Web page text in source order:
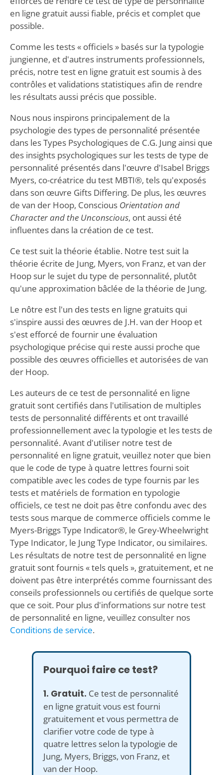
en ligne gratuit aussi fiable, précis et complet que
possible.
Comme les tests « officiels » basés sur la typologie
jungienne, et d'autres instruments professionnels,
précis, notre test en ligne gratuit est soumis à des
contrôles et validations statistiques afin de rendre
les résultats aussi précis que possible.
Nous nous inspirons principalement de la
psychologie des types de personnalité présentée
dans les Types Psychologiques de C.G. Jung ainsi que
des insights psychologiques sur les tests de type de
personnalité présentés dans l'œuvre d'Isabel Briggs
Myers, co-créatrice du test MBTI®, tels qu'exposés
dans son œuvre Gifts Differing. De plus, les œuvres
de van der Hoop, Conscious Orientation and
Character and the Unconscious, ont aussi été
influentes dans la création de ce test.
Ce test suit la théorie établie. Notre test suit la
théorie écrite de Jung, Myers, von Franz, et van der
Hoop sur le sujet du type de personnalité, plutôt
qu'une approximation bâclée de la théorie de Jung.
Le nôtre est l'un des tests en ligne gratuits qui
s'inspire aussi des œuvres de J.H. van der Hoop et
s'est efforcé de fournir une évaluation
psychologique précise qui reste aussi proche que
possible des œuvres officielles et autorisées de van
der Hoop.
Les auteurs de ce test de personnalité en ligne
gratuit sont certifiés dans l'utilisation de multiples
tests de personnalité différents et ont travaillé
professionnellement avec la typologie et les tests de
personnalité. Avant d'utiliser notre test de
personnalité en ligne gratuit, veuillez noter que bien
que le code de type à quatre lettres fourni soit
compatible avec les codes de type fournis par les
tests et matériels de formation en typologie
officiels, ce test ne doit pas être confondu avec des
tests sous marque de commerce officiels comme le
Myers-Briggs Type Indicator®, le Grey-Wheelwright
Type Indicator, le Jung Type Indicator, ou similaires.
Les résultats de notre test de personnalité en ligne
gratuit sont fournis « tels quels », gratuitement, et ne
doivent pas être interprétés comme fournissant des
conseils professionnels ou certifiés de quelque sorte
que ce soit. Pour plus d'informations sur notre test
de personnalité en ligne, veuillez consulter nos
Conditions de service.
Pourquoi faire ce test?
1. Gratuit. Ce test de personnalité
en ligne gratuit vous est fourni
gratuitement et vous permettra de
clarifier votre code de type à
quatre lettres selon la typologie de
Jung, Myers, Briggs, von Franz, et
van der Hoop.